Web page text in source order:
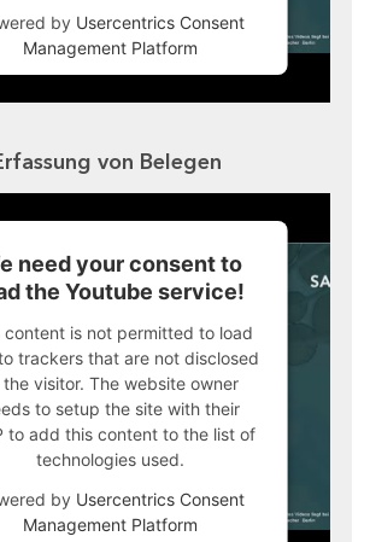
by Usercentrics Consent
Management Platform
von Belegen
need your consent to
the Youtube service!
content is not permitted to load
trackers that are not disclosed
visitor. The website owner
to setup the site with their
to add this content to the list of
technologies used.
by Usercentrics Consent
Management Platform